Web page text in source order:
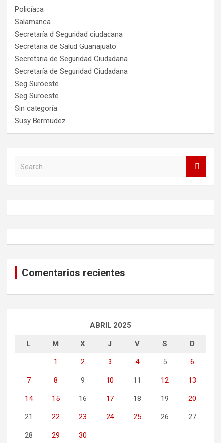
Policíaca
Salamanca
Secretaría d Seguridad ciudadana
Secretaria de Salud Guanajuato
Secretaria de Seguridad Ciudadana
Secretaría de Seguridad Ciudadana
Seg Suroeste
Seg Suroeste
Sin categoría
Susy Bermudez
h
Comentarios recientes
ABRIL 2025
L M X J V S D
1 2 3 4 5 6
7 8 9 10 11 12 13
14 15 16 17 18 19 20
21 22 23 24 25 26 27
28 29 30